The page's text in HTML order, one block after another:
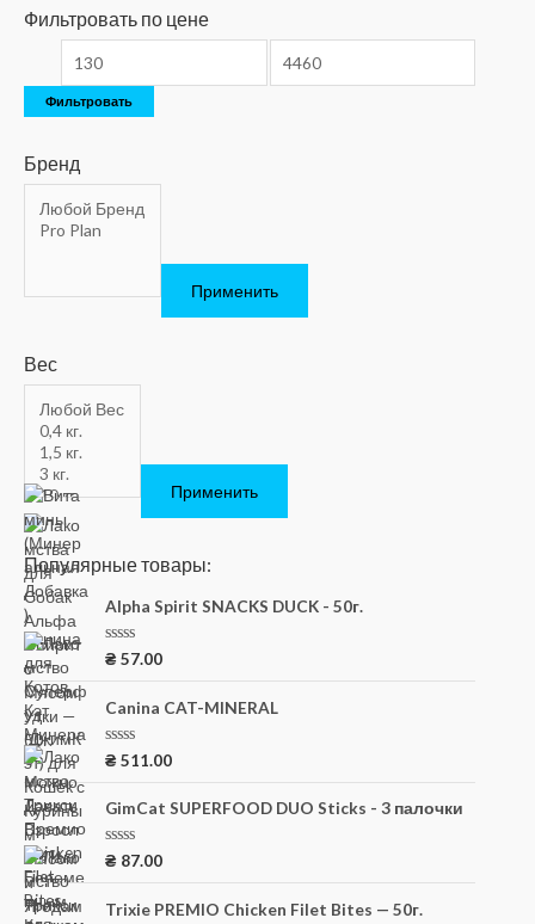
Фильтровать по цене
Фильтровать
Бренд
Применить
Вес
Применить
Популярные товары:
Alpha Spirit SNACKS DUCK - 50г.
О
н
к
а
и
₴ 57.00
Canina CAT-MINERAL
О
н
к
а
0
и
₴ 511.00
GimCat SUPERFOOD DUO Sticks - 3 палочки
О
н
₴ 87.00
Trixie PREMIO Chicken Filet Bites — 50г.